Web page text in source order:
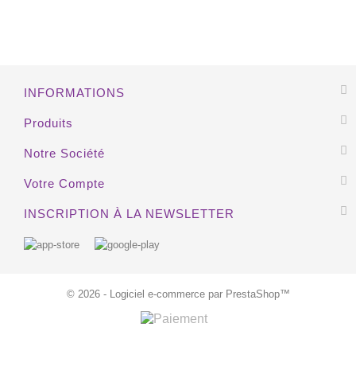
INFORMATIONS
Produits
Notre Société
Votre Compte
INSCRIPTION À LA NEWSLETTER
© 2026 - Logiciel e-commerce par PrestaShop™